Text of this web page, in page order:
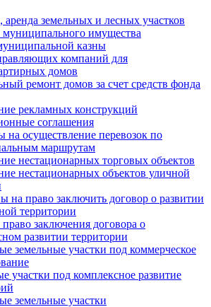
земельных и лесных участков
имущества
казны
компаний для
домов
ремонт домов за счет средств фонда
рекламных конструкций
соглашения
на осуществление перевозок по
маршрутам
нестационарных торговых объектов
нестационарных объектов уличной
на право заключить договор о развитии
территории
заключения договора о
развитии территории
земельные участки под коммерческое
участки под комплексное развитие
земельные участки